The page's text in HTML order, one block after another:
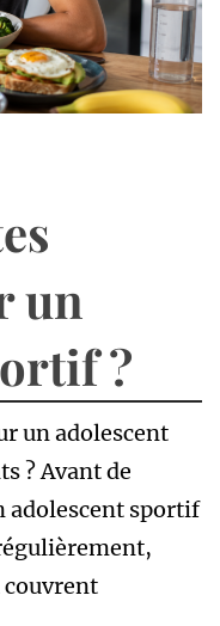
un
?
un adolescent
? Avant de
adolescent sportif
couvrent